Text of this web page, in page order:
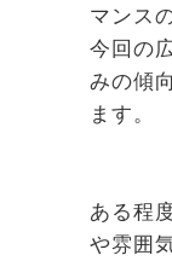
マンス
今回の
みの傾
ます。
ある程
や雰囲